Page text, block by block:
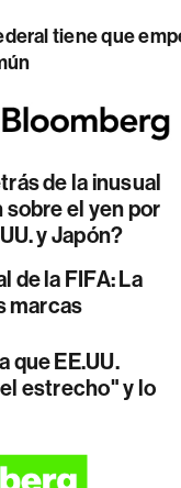
tiene que
de la inusual
el yen por
y Japón?
de la FIFA: La
marcas
que EE.UU.
estrecho" y lo